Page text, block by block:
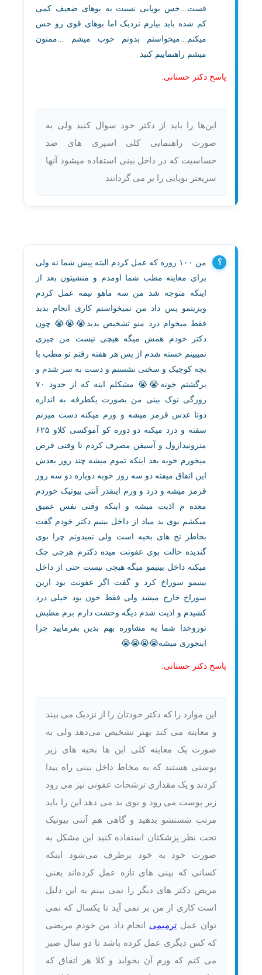
فست...حس بویایی نسبت به بوهای ضعیف کمی
کم شده باید بیارم نزدیک اما بوهای قوی رو حس
میکنم...میخواستم بدونم خوب میشم ...ممنون
میشم راهنماییم کنید
پاسخ دکتر حسنانی:
این‌ها را باید از دکتر خود سوال کنید ولی به
صورت راهنمایی کلی اسپری های ضد
حساسیت که در داخل بینی استفاده میشود آنها
سریعتر بویایی را بر می گردانند
من ۱۰۰ روزه که عمل کردم البته پیش شما نه ولی
برای معاینه مطب شما اومدم و منشیتون بعد از
اینکه متوجه شد من سه ماهو نیمه عمل کردم
ویزیتمو پس داد من نمیخواستم کاری انجام بدید
فقط میخوام درد منو تشخیص بدید😭😭😭 چون
دکتر خودم همش میگه هیچی نیست من چیزی
نمیبینم خسته شدم از بس هر هفته رفتم تو مطب با
بچه کوچیک و سختی نشستم و دست به سر شدم و
برگشتم خونه😭😭 مشکلم اینه که از حدود ۷۰
روزگی نوک بینی من بصورت یکطرفه به انداره
دوتا عدس قرمز میشه و ورم میکنه دست میزنم
سفته و درد میکنه دو دوره کو آموکسی کلاو ۶۲۵
مترونیدازول و آسیفن مصرف کردم تا وقتی قرص
میخورم خوبه بعد اینکه تموم میشه چند روز بعدش
این اتفاق میفته دو سه روز خوبه دوباره دو سه روز
قرمز میشه و درد و ورم اینقدر آنتی بیوتیک خوردم
معده م اذیت میشه و اینکه وقتی نفس عمیق
میکشم بوی بد میاد از داخل بینیم دکتر خودم گفت
بخاطر نخ های بخیه است ولی نمیدونم چرا بوی
گندیده حالت بوی عفونت میده دکترم هرچی چک
میکنه داخل بینیمو میگه هیچی نیست حتی از داخل
بینیمو سوراخ کرد و گفت اگر عفونت بود ازین
سوراخ خارج میشد ولی فقط خون بود خیلی درد
کشیدم و اذیت شدم دیگه وحشت دارم برم مطبش
توروخدا شما یه مشاوره بهم بدین بفرمایید چرا
اینجوری میشه😭😭😭😭
پاسخ دکتر حسنانی:
این موارد را که دکتر خودتان را از نزدیک می بیند
و معاینه می کند بهتر تشخیص می‌دهد ولی به
صورت یک معاینه کلی این ها بخیه های زیر
پوستی هستند که به مخاط داخل بینی راه پیدا
کردند و یک مقداری ترشحات عفونی نیز می رود
زیر پوست می رود و بوی بد می دهد این را باید
مرتب شستشو بدهید و گاهی هم آنتی بیوتیک
تحت نظر پزشکتان استفاده کنید این مشکل به
صورت خود به خود برطرف می‌شود اینکه
کسانی که بینی های تازه عمل کرده‌اند یعنی
مریض دکتر های دیگر را نمی بینم به این دلیل
است کاری از من بر نمی آید تا یکسال که نمی
توان عمل ترمیمی انجام داد من خودم مریضی
که کس دیگری عمل کرده باشد تا دو سال صبر
می کنم که ورم آن بخوابد و کلا هر اتفاق که